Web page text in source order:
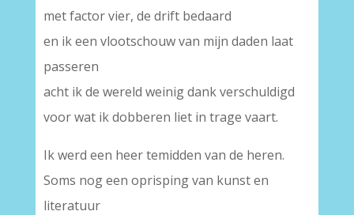
met factor vier, de drift bedaard
en ik een vlootschouw van mijn daden laat
passeren
acht ik de wereld weinig dank verschuldigd
voor wat ik dobberen liet in trage vaart.
Ik werd een heer temidden van de heren.
Soms nog een oprisping van kunst en
literatuur